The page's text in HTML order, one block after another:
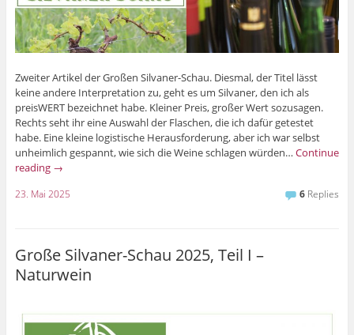
Zweiter Artikel der Großen Silvaner-Schau. Diesmal, der Titel lässt
keine andere Interpretation zu, geht es um Silvaner, den ich als
preisWERT bezeichnet habe. Kleiner Preis, großer Wert sozusagen.
Rechts seht ihr eine Auswahl der Flaschen, die ich dafür getestet
habe. Eine kleine logistische Herausforderung, aber ich war selbst
unheimlich gespannt, wie sich die Weine schlagen würden… Continue
reading →
23. Mai 2025 6 Replies
Große Silvaner-Schau 2025, Teil I –
Naturwein